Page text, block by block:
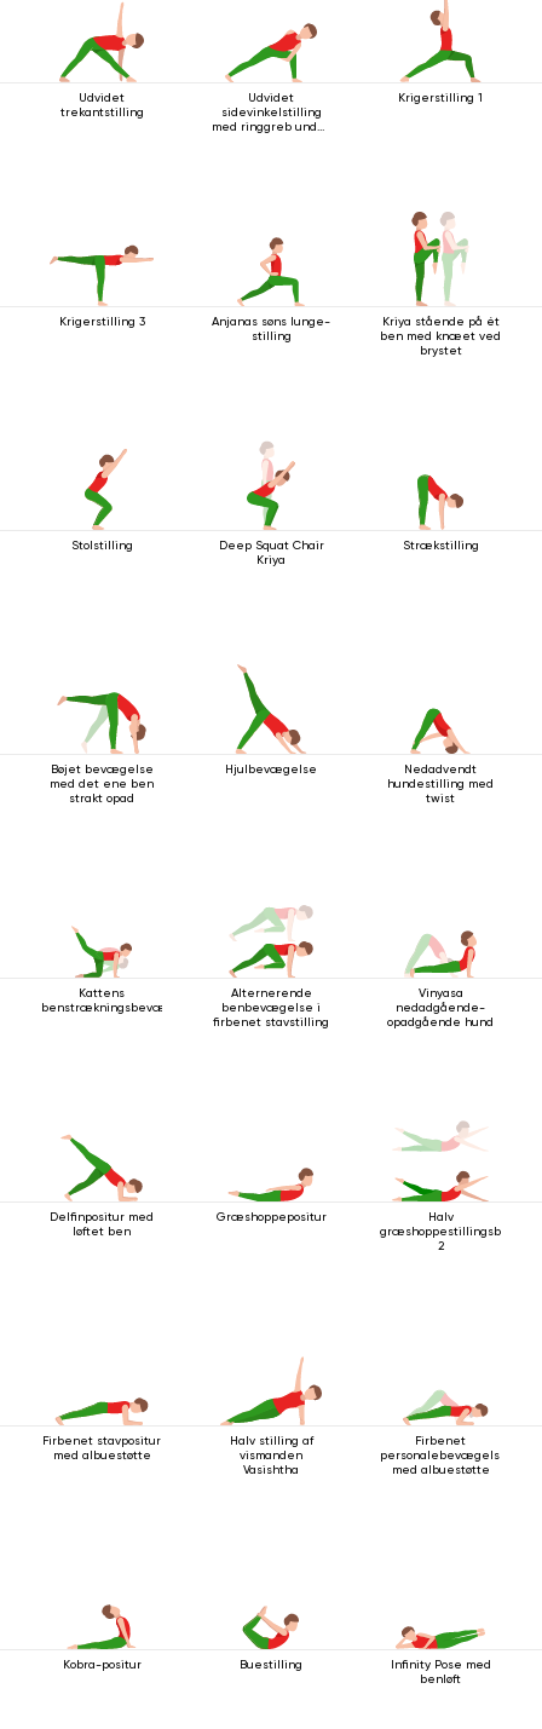
Udvidet
trekantstilling
Udvidet
sidevinkelstilling
med ringgreb under
Krigerstilling 1
Krigerstilling 3
Anjanas søns lunge-
stilling
Kriya stående på ét
ben med knæet ved
brystet
Stolstilling
Deep Squat Chair
Kriya
Strækstilling
Bøjet bevægelse
med det ene ben
strakt opad
Hjulbevægelse
Nedadvendt
hundestilling med
twist
Kattens
benstrækningsbevægelse
Alternerende
benbevægelse i
firbenet stavstilling
Vinyasa
nedadgående-
opadgående hund
Delfinpositur med
løftet ben
Græshoppepositur
Halv
2
Firbenet stavpositur
med albuestøtte
Halv stilling af
vismanden
Vasishtha
Firbenet
personalebevægelse
med albuestøtte
Kobra-positur Buestilling
Infinity Pose med
benløft